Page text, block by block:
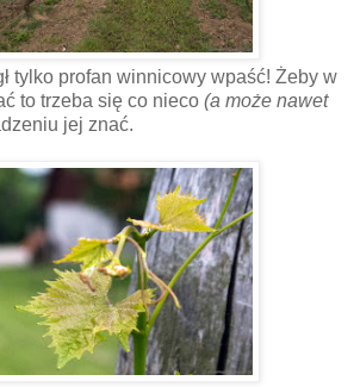
tylko profan winnicowy wpaść! Żeby w
to trzeba się co nieco (a może nawet
jej znać.